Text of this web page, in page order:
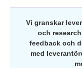
Vi granskar
och
feedback och
med